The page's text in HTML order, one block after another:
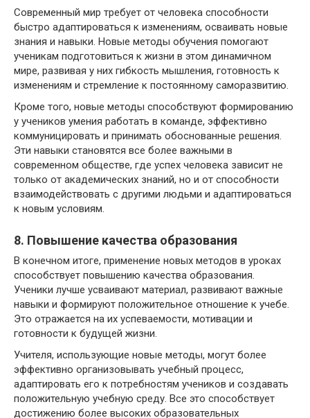
Современный мир требует от человека способности
быстро адаптироваться к изменениям, осваивать новые
знания и навыки. Новые методы обучения помогают
ученикам подготовиться к жизни в этом динамичном
мире, развивая у них гибкость мышления, готовность к
изменениям и стремление к постоянному саморазвитию.
Кроме того, новые методы способствуют формированию
у учеников умения работать в команде, эффективно
коммуницировать и принимать обоснованные решения.
Эти навыки становятся все более важными в
современном обществе, где успех человека зависит не
только от академических знаний, но и от способности
взаимодействовать с другими людьми и адаптироваться
к новым условиям.
8. Повышение качества образования
В конечном итоге, применение новых методов в уроках
способствует повышению качества образования.
Ученики лучше усваивают материал, развивают важные
навыки и формируют положительное отношение к учебе.
Это отражается на их успеваемости, мотивации и
готовности к будущей жизни.
Учителя, использующие новые методы, могут более
эффективно организовывать учебный процесс,
адаптировать его к потребностям учеников и создавать
положительную учебную среду. Все это способствует
достижению более высоких образовательных